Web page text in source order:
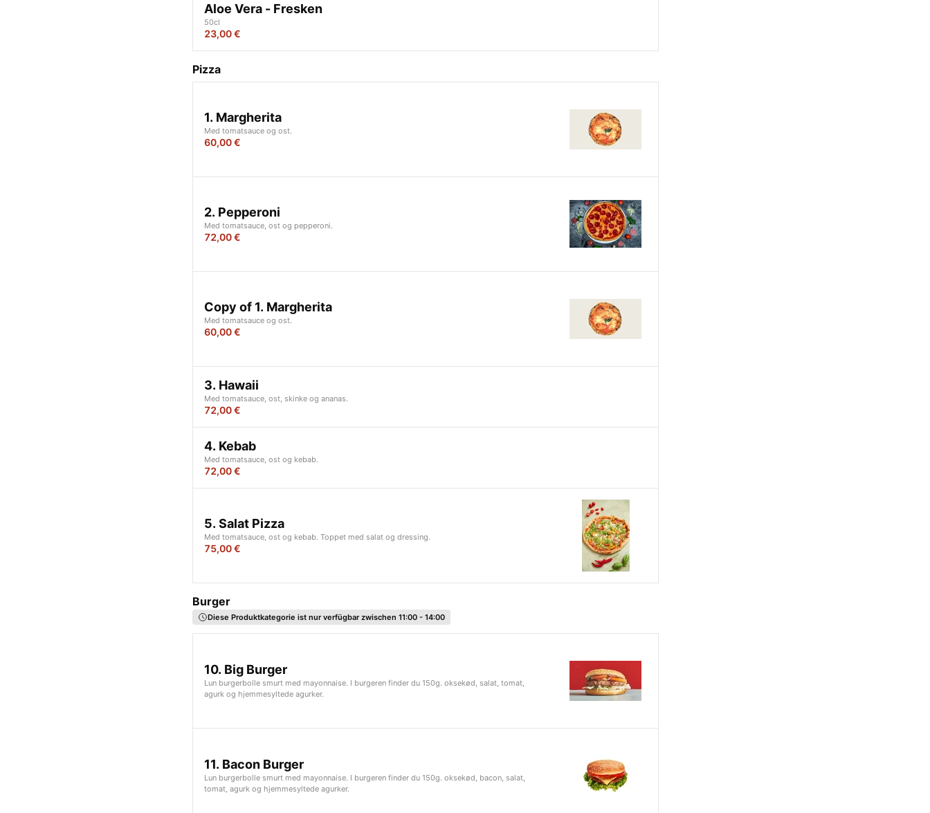
Aloe Vera - Fresken
50cl
23,00 €
Pizza
1. Margherita
Med tomatsauce og ost.
60,00 €
2. Pepperoni
Med tomatsauce, ost og pepperoni.
72,00 €
Copy of 1. Margherita
Med tomatsauce og ost.
60,00 €
3. Hawaii
Med tomatsauce, ost, skinke og ananas.
72,00 €
4. Kebab
Med tomatsauce, ost og kebab.
72,00 €
5. Salat Pizza
Med tomatsauce, ost og kebab. Toppet med salat og dressing.
75,00 €
Burger
Diese Produktkategorie ist nur verfügbar zwischen 11:00 - 14:00
10. Big Burger
Lun burgerbolle smurt med mayonnaise. I burgeren finder du 150g. oksekød, salat, tomat,
agurk og hjemmesyltede agurker.
11. Bacon Burger
Lun burgerbolle smurt med mayonnaise. I burgeren finder du 150g. oksekød, bacon, salat,
tomat, agurk og hjemmesyltede agurker.